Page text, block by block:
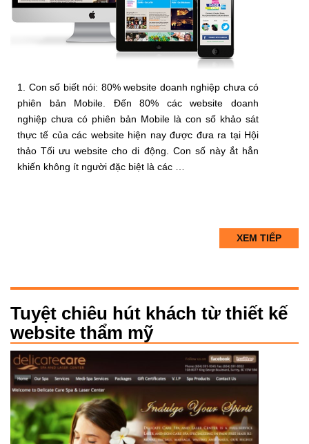
1. Con số biết nói: 80% website doanh nghiệp chưa có
phiên bản Mobile. Đến 80% các website doanh
nghiệp chưa có phiên bản Mobile là con số khảo sát
thực tế của các website hiện nay được đưa ra tại Hội
thảo Tối ưu website cho di động. Con số này ắt hẳn
khiến không ít người đặc biệt là các …
XEM TIẾP
Tuyệt chiêu hút khách từ thiết kế
website thẩm mỹ